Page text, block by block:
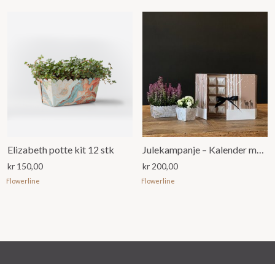
Elizabeth potte kit 12 stk
kr 150,00
Flowerline
Julekampanje – Kalender med Elizabeth og Eliza
kr 200,00
Flowerline